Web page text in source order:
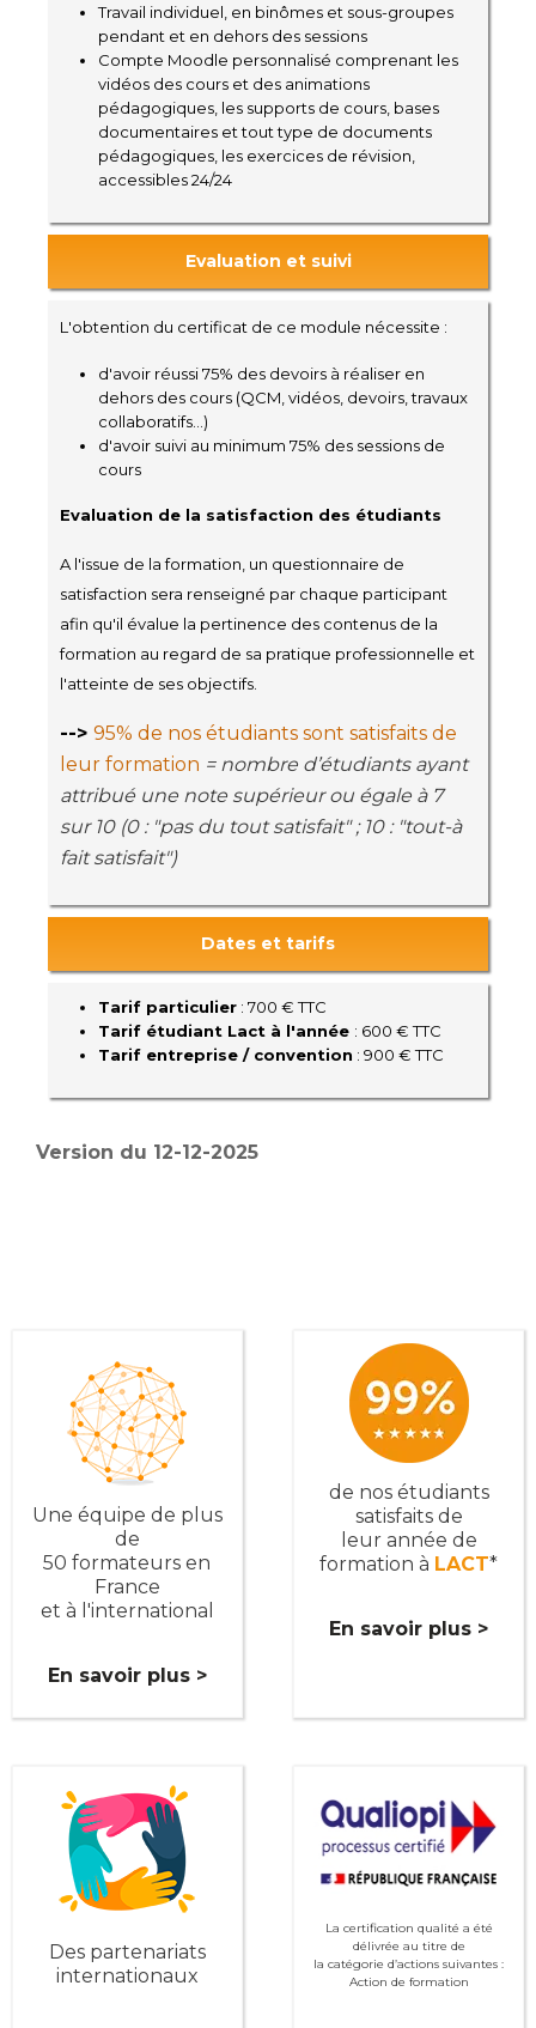
Travail individuel, en binômes et sous-groupes
pendant et en dehors des sessions
Compte Moodle personnalisé comprenant les
vidéos des cours et des animations
pédagogiques, les supports de cours, bases
documentaires et tout type de documents
pédagogiques, les exercices de révision,
accessibles 24/24
Evaluation et suivi
L'obtention du certificat de ce module nécessite :
d'avoir réussi 75% des devoirs à réaliser en
dehors des cours (QCM, vidéos, devoirs, travaux
collaboratifs...)
d'avoir suivi au minimum 75% des sessions de
cours
Evaluation de la satisfaction des étudiants
A l'issue de la formation, un questionnaire de
satisfaction sera renseigné par chaque participant
afin qu'il évalue la pertinence des contenus de la
formation au regard de sa pratique professionnelle et
l'atteinte de ses objectifs.
--> 95% de nos étudiants sont satisfaits de
leur formation = nombre d’étudiants ayant
attribué une note supérieur ou égale à 7
sur 10 (0 : "pas du tout satisfait" ; 10 : "tout-à
fait satisfait")
Dates et tarifs
Tarif particulier : 700 € TTC
Tarif étudiant Lact à l'année : 600 € TTC
Tarif entreprise / convention : 900 € TTC
Version du 12-12-2025
Une équipe de plus
de
50 formateurs en
France
et à l'international
En savoir plus >
de nos étudiants
satisfaits de
leur année de
formation à LACT*
En savoir plus >
Des partenariats
internationaux
La certification qualité a été
délivrée au titre de
la catégorie d’actions suivantes :
Action de formation